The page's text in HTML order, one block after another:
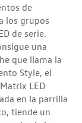
de
los grupos
de serie.
una
que llama la
Style, el
LED
en la parrilla
tiende un